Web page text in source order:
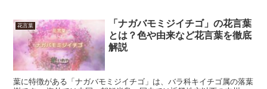
花言葉
「ナガバモミジイチゴ」の花言葉
とは？色や由来など花言葉を徹底
解説
葉に特徴がある「ナガバモミジイチゴ」は、バラ科キイチゴ属の落葉